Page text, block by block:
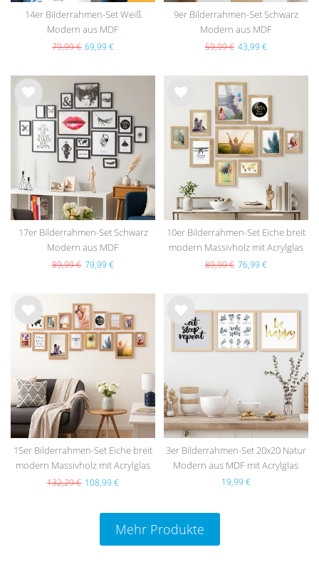
14er Bilderrahmen-Set Weiß
Modern aus MDF
79,99 € 69,99 €
9er Bilderrahmen-Set Schwarz
Modern aus MDF
59,99 € 43,99 €
nsc
hlist
17er Bilderrahmen-Set Schwarz
Modern aus MDF
89,99 € 79,99 €
hlist
e
10er Bilderrahmen-Set Eiche breit
modern Massivholz mit Acrylglas
89,99 € 76,99 €
Wu
nsc
hlist
15er Bilderrahmen-Set Eiche breit
modern Massivholz mit Acrylglas
132,29 € 108,99 €
Wu
nsc
hlist
3er Bilderrahmen-Set 20x20 Natur
Modern aus MDF mit Acrylglas
19,99 €
Mehr Produkte